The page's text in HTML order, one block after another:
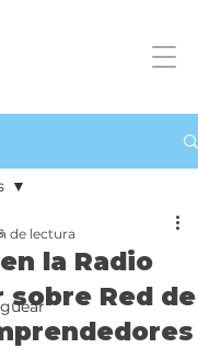
la Radio
sobre Red de
de lectura